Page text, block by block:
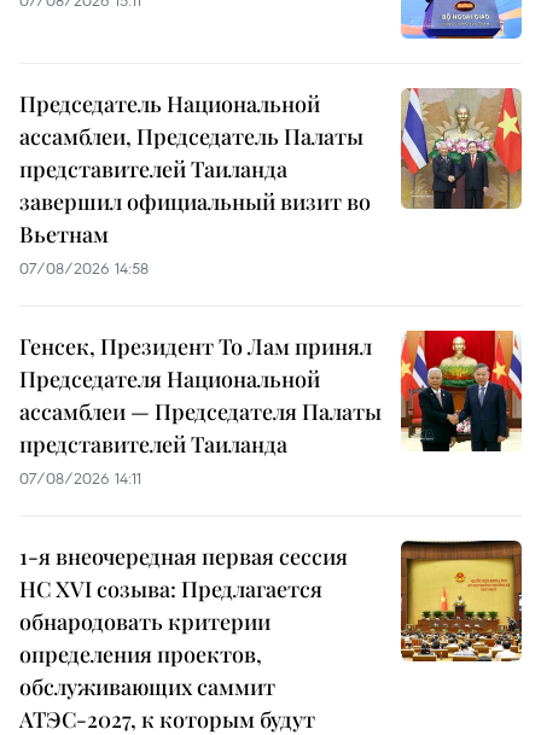
Председатель Национальной
ассамблеи, Председатель Палаты
представителей Таиланда
завершил официальный визит во
Вьетнам
07/08/2026 14:58
Генсек, Президент То Лам принял
Председателя Национальной
ассамблеи — Председателя Палаты
представителей Таиланда
07/08/2026 14:11
1-я внеочередная первая сессия
НС XVI созыва: Предлагается
обнародовать критерии
определения проектов,
обслуживающих саммит
АТЭС-2027, к которым будут